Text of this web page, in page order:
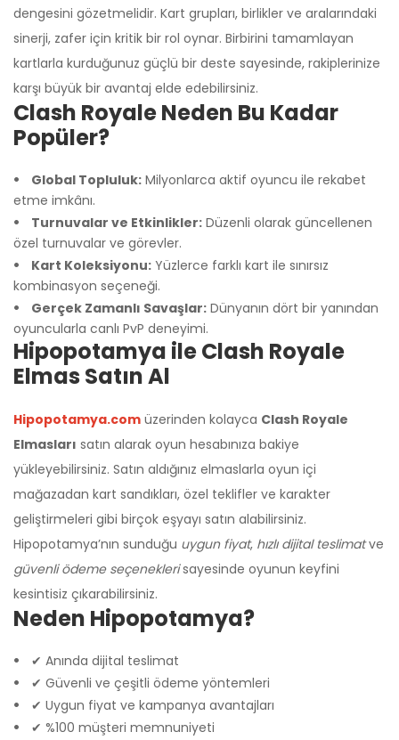
dengesini gözetmelidir. Kart grupları, birlikler ve aralarındaki
sinerji, zafer için kritik bir rol oynar. Birbirini tamamlayan
kartlarla kurduğunuz güçlü bir deste sayesinde, rakiplerinize
karşı büyük bir avantaj elde edebilirsiniz.
Clash Royale Neden Bu Kadar
Popüler?
Global Topluluk: Milyonlarca aktif oyuncu ile rekabet
etme imkânı.
Turnuvalar ve Etkinlikler: Düzenli olarak güncellenen
özel turnuvalar ve görevler.
Kart Koleksiyonu: Yüzlerce farklı kart ile sınırsız
kombinasyon seçeneği.
Gerçek Zamanlı Savaşlar: Dünyanın dört bir yanından
oyuncularla canlı PvP deneyimi.
Hipopotamya ile Clash Royale
Elmas Satın Al
Hipopotamya.com üzerinden kolayca Clash Royale
Elmasları satın alarak oyun hesabınıza bakiye
yükleyebilirsiniz. Satın aldığınız elmaslarla oyun içi
mağazadan kart sandıkları, özel teklifler ve karakter
geliştirmeleri gibi birçok eşyayı satın alabilirsiniz.
Hipopotamya’nın sunduğu uygun fiyat, hızlı dijital teslimatve
güvenli ödeme seçeneklerisayesinde oyunun keyfini
kesintisiz çıkarabilirsiniz.
Neden Hipopotamya?
✔ Anında dijital teslimat
✔ Güvenli ve çeşitli ödeme yöntemleri
✔ Uygun fiyat ve kampanya avantajları
✔ %100 müşteri memnuniyeti